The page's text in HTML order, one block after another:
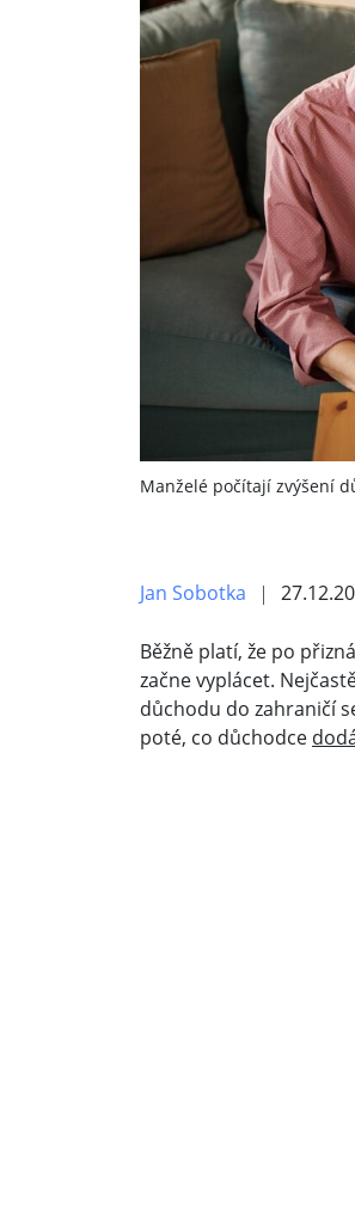
Manželé počítají zvýšení
Jan Sobotka
Běžně platí, že po
začne vyplácet.
důchodu do zahraničí
poté, co důchodce